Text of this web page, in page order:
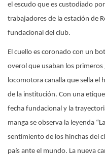
el escudo que es custodiado
trabajadores de la estación de
fundacional del club.
El cuello es coronado con un
overol que usaban los
locomotora canalla que sella el
de la institución. Con una
fecha fundacional y la
manga se observa la leyenda
sentimiento de los hinchas del
país ante el mundo. La nueva